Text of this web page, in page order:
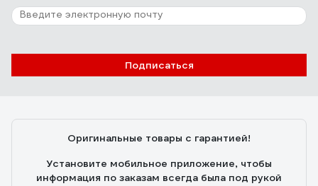
Подписаться
Оригинальные товары с гарантией!
Установите мобильное приложение, чтобы
информация по заказам всегда была под рукой